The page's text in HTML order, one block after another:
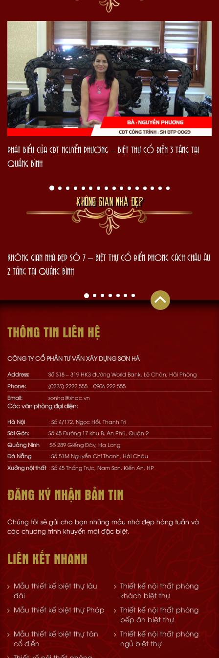
PHÁT BIỂU CỦA CĐT NGUYỄN PHƯƠNG – BIỆT THỰ CỔ ĐIỂN 3 TẦNG TẠI
QUẢNG BÌNH
KHÔNG GIAN NHÀ ĐẸP
KHÔNG GIAN NHÀ ĐẸP SỐ 7 – BIỆT THỰ CỔ ĐIỂN PHONG CÁCH CHÂU ÂU
2 TẦNG TẠI QUẢNG BÌNH
THÔNG TIN LIÊN HỆ
CÔNG TY CỔ PHẦN TƯ VẤN XÂY DỰNG SƠN HÀ
Address:
Số 318 – 319 HK3 đường World Bank, Lê Chân, Hải Phòng
Phone:
(0225) 2222 555 – 0906 222 555
Email:
sonha@shac.vn
Các văn phòng đại diện:
Hà Nội
: Số 4/172, Ngọc Hồi, Thanh Trì
Sài Gòn:
Số 45 Đường 17 khu B, An Phú, Quận 2
Quảng Ninh
:Số 289 Giếng Đáy, Hạ Long
Đà Nẵng
: Số 51M Nguyễn Chí Thanh, Hải Châu
Xưởng nội thất : Số 45 Thống Trực, Nam Sơn. Kiến An, HP
ĐĂNG KÝ NHẬN BẢN TIN
Chúng tôi sẽ gửi cho bạn những mẫu nhà đẹp hàng tuần và
các chương trình khuyến mãi đặc biệt.
LIÊN KẾT NHANH
Mẫu thiết kế biệt thự lâu
đài
Thiết kế nội thất phòng
khách biệt thự
Mẫu thiết kế biệt thự Pháp
Thiết kế nội thất phòng
bếp ăn biệt thự
Mẫu thiết kế biệt thự tân
cổ điển
Thiết kế nội thất phòng
ngủ biệt thự